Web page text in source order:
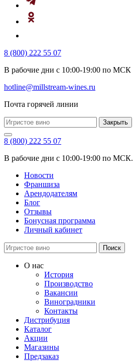
8 (800) 222 55 07
В рабочие дни с 10:00-19:00 по МСК
hotline@millstream-wines.ru
Почта горячей линии
Закрыть
8 (800) 222 55 07
В рабочие дни с 10:00-19:00 по МСК.
Новости
Франшиза
Арендодателям
Блог
Отзывы
Бонусная программа
Личный кабинет
Поиск
О нас
История
Производство
Вакансии
Виноградники
Контакты
Дистрибуция
Каталог
Акции
Магазины
Предзаказ